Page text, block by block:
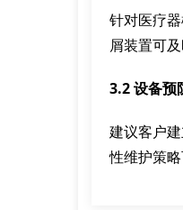
针对医疗
屑装置可
3.2 设备预
建议客户
性维护策略